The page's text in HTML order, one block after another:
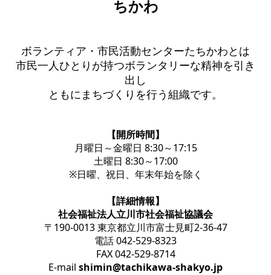
ちかわ
ボランティア・市民活動センターたちかわとは
市民一人ひとりが持つボランタリーな精神を引き
出し
ともにまちづくりを行う組織です。
【開所時間】
月曜日～金曜日 8:30～17:15
土曜日 8:30～17:00
※日曜、祝日、年末年始を除く
【詳細情報】
社会福祉法人立川市社会福祉協議会
〒190-0013 東京都立川市富士見町2-36-47
電話 042-529-8323
FAX 042-529-8714
E-mail shimin@tachikawa-shakyo.jp